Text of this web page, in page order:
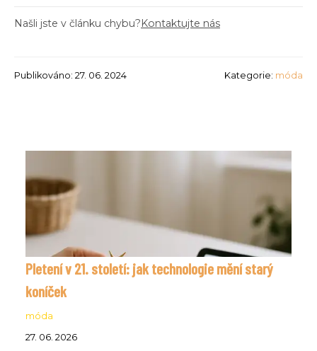
Našli jste v článku chybu?Kontaktujte nás
Publikováno: 27. 06. 2024 Kategorie: móda
Pletení v 21. století: jak technologie mění starý
koníček
móda
27. 06. 2026